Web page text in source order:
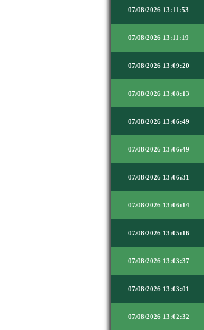
07/08/2026 13:11:53
07/08/2026 13:11:19
07/08/2026 13:09:20
07/08/2026 13:08:13
07/08/2026 13:06:49
07/08/2026 13:06:49
07/08/2026 13:06:31
07/08/2026 13:06:14
07/08/2026 13:05:16
07/08/2026 13:03:37
07/08/2026 13:03:01
07/08/2026 13:02:32